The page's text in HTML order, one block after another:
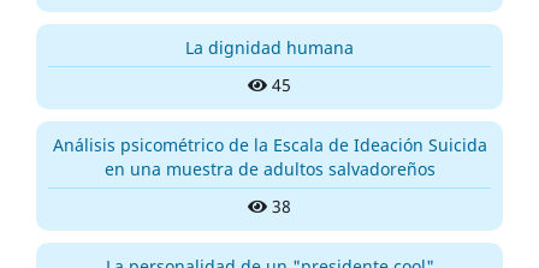
La dignidad humana
45
Análisis psicométrico de la Escala de Ideación Suicida
en una muestra de adultos salvadoreños
38